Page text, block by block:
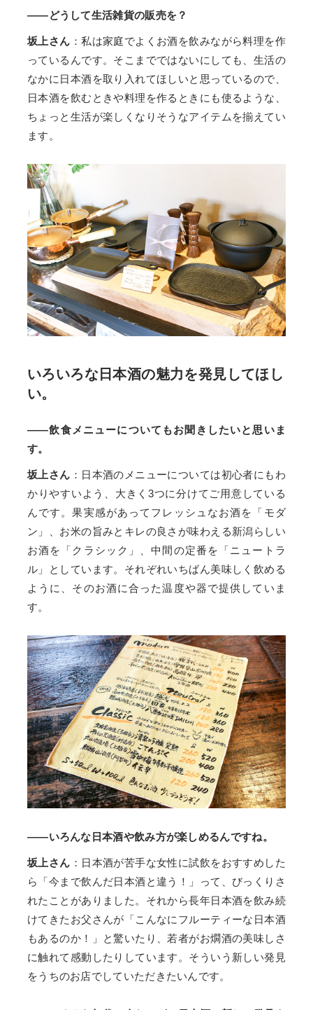
——どうして生活雑貨の販売を？
坂上さん ：私は家庭でよくお酒を飲みながら料理を作
っているんです。そこまでではないにしても、生活の
なかに日本酒を取り入れてほしいと思っているので、
日本酒を飲むときや料理を作るときにも使るような、
ちょっと生活が楽しくなりそうなアイテムを揃えてい
ます。
いろいろな日本酒の魅力を発見してほし
い。
——飲食メニューについてもお聞きしたいと思いま
す。
坂上さん ：日本酒のメニューについては初心者にもわ
かりやすいよう、大きく3つに分けてご用意している
んです。果実感があってフレッシュなお酒を「モダ
ン」、お米の旨みとキレの良さが味わえる新潟らしい
お酒を「クラシック」、中間の定番を「ニュートラ
ル」としています。それぞれいちばん美味しく飲める
ように、そのお酒に合った温度や器で提供していま
す。
——いろんな日本酒や飲み方が楽しめるんですね。
坂上さん ：日本酒が苦手な女性に試飲をおすすめした
ら「今まで飲んだ日本酒と違う！」って、びっくりさ
れたことがありました。それから長年日本酒を飲み続
けてきたお父さんが「こんなにフルーティーな日本酒
もあるのか！」と驚いたり、若者がお燗酒の美味しさ
に触れて感動したりしています。そういう新しい発見
をうちのお店でしていただきたいんです。